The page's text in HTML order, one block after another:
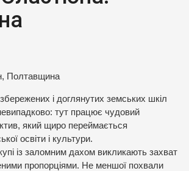
Полтавщина
і доглянутих земських шкіл
тут працює чудовий
який щиро переймається
освіти і культури.
із заломним дахом викликають захват
пропорціями. Не меншої похвали